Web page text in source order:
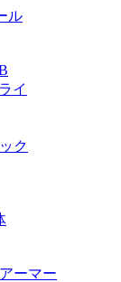
ル
イ
ク
ーマー